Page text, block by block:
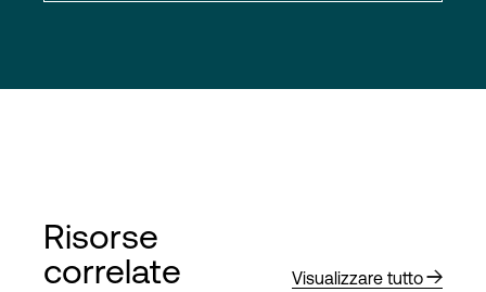
Risorse
correlate
Visualizzare tutto